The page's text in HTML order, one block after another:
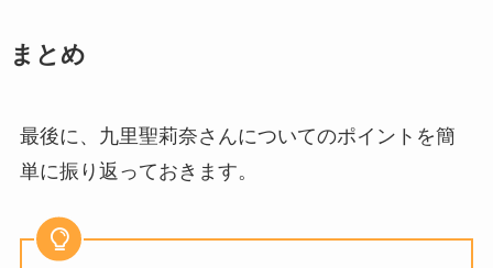
まとめ
最後に、九里聖莉奈さんについてのポイントを簡
単に振り返っておきます。